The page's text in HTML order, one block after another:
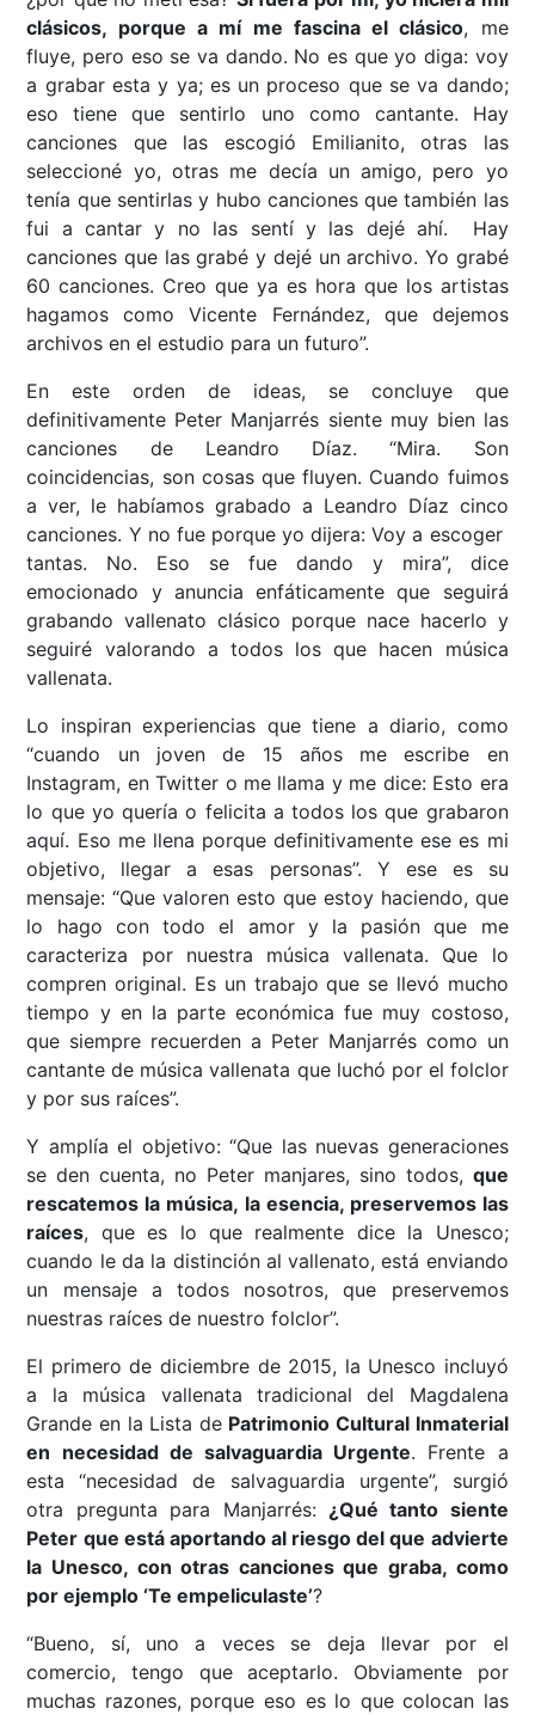
clásicos, porque a mí me fascina el clásico, me
fluye, pero eso se va dando. No es que yo diga: voy
a grabar esta y ya; es un proceso que se va dando;
eso tiene que sentirlo uno como cantante. Hay
canciones que las escogió Emilianito, otras las
seleccioné yo, otras me decía un amigo, pero yo
tenía que sentirlas y hubo canciones que también las
fui a cantar y no las sentí y las dejé ahí. Hay
canciones que las grabé y dejé un archivo. Yo grabé
60 canciones. Creo que ya es hora que los artistas
hagamos como Vicente Fernández, que dejemos
archivos en el estudio para un futuro”.
En este orden de ideas, se concluye que
definitivamente Peter Manjarrés siente muy bien las
canciones de Leandro Díaz. “Mira. Son
coincidencias, son cosas que fluyen. Cuando fuimos
a ver, le habíamos grabado a Leandro Díaz cinco
canciones. Y no fue porque yo dijera: Voy a escoger
tantas. No. Eso se fue dando y mira”, dice
emocionado y anuncia enfáticamente que seguirá
grabando vallenato clásico porque nace hacerlo y
seguiré valorando a todos los que hacen música
vallenata.
Lo inspiran experiencias que tiene a diario, como
“cuando un joven de 15 años me escribe en
Instagram, en Twitter o me llama y me dice: Esto era
lo que yo quería o felicita a todos los que grabaron
aquí. Eso me llena porque definitivamente ese es mi
objetivo, llegar a esas personas”. Y ese es su
mensaje: “Que valoren esto que estoy haciendo, que
lo hago con todo el amor y la pasión que me
caracteriza por nuestra música vallenata. Que lo
compren original. Es un trabajo que se llevó mucho
tiempo y en la parte económica fue muy costoso,
que siempre recuerden a Peter Manjarrés como un
cantante de música vallenata que luchó por el folclor
y por sus raíces”.
Y amplía el objetivo: “Que las nuevas generaciones
se den cuenta, no Peter manjares, sino todos, que
rescatemos la música, la esencia, preservemos las
raíces, que es lo que realmente dice la Unesco;
cuando le da la distinción al vallenato, está enviando
un mensaje a todos nosotros, que preservemos
nuestras raíces de nuestro folclor”.
El primero de diciembre de 2015, la Unesco incluyó
a la música vallenata tradicional del Magdalena
Grande en la Lista de Patrimonio Cultural Inmaterial
en necesidad de salvaguardia Urgente. Frente a
esta “necesidad de salvaguardia urgente”, surgió
otra pregunta para Manjarrés: ¿Qué tanto siente
Peter que está aportando al riesgo del que advierte
la Unesco, con otras canciones que graba, como
por ejemplo ‘Te empeliculaste’?
“Bueno, sí, uno a veces se deja llevar por el
comercio, tengo que aceptarlo. Obviamente por
muchas razones, porque eso es lo que colocan las